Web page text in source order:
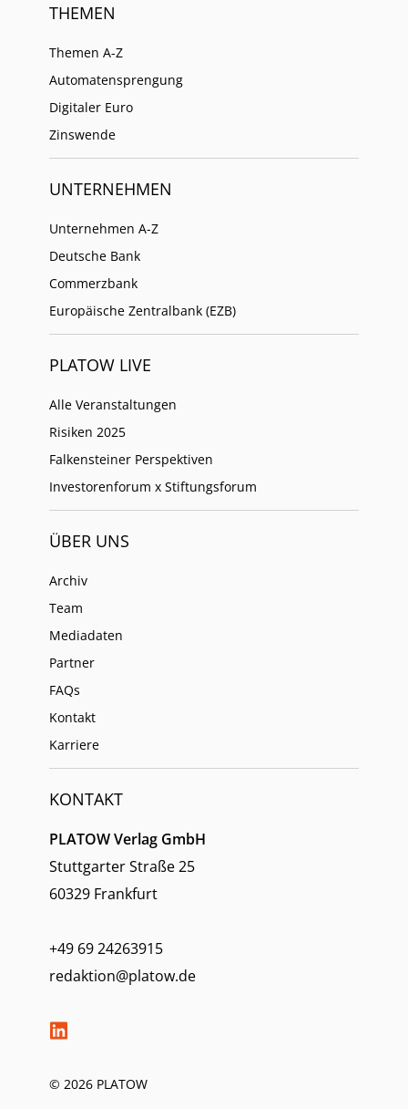
THEMEN
Themen A-Z
Automatensprengung
Digitaler Euro
Zinswende
UNTERNEHMEN
Unternehmen A-Z
Deutsche Bank
Commerzbank
Europäische Zentralbank (EZB)
PLATOW LIVE
Alle Veranstaltungen
Risiken 2025
Falkensteiner Perspektiven
Investorenforum x Stiftungsforum
ÜBER UNS
Archiv
Team
Mediadaten
Partner
FAQs
Kontakt
Karriere
KONTAKT
PLATOW Verlag GmbH
Stuttgarter Straße 25
60329 Frankfurt
+49 69 24263915
redaktion@platow.de
© 2026 PLATOW